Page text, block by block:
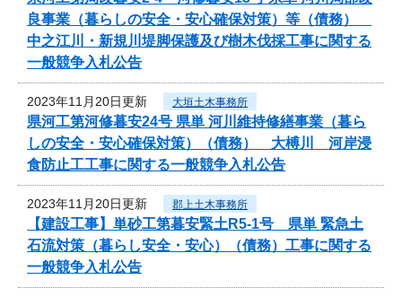
良事業（暮らしの安全・安心確保対策）等（債務）
中之江川・新規川堤脚保護及び樹木伐採工事に関する
一般競争入札公告
2023年11月20日更新 大垣土木事務所
県河工第河修暮安24号 県単 河川維持修繕事業（暮ら
しの安全・安心確保対策）（債務） 大榑川 河岸浸
食防止工工事に関する一般競争入札公告
2023年11月20日更新 郡上土木事務所
【建設工事】単砂工第暮安緊土R5-1号 県単 緊急土
石流対策（暮らし安全・安心）（債務）工事に関する
一般競争入札公告